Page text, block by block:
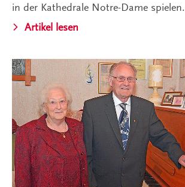
in der Kathedrale Notre-Dame spielen.
Artikel lesen